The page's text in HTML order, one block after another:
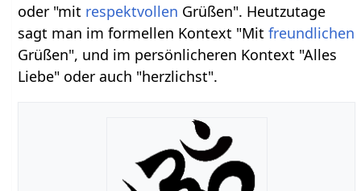
oder "mit respektvollen Grüßen". Heutzutage
sagt man im formellen Kontext "Mitfreundlichen
Grüßen", und im persönlicheren Kontext "Alles
Liebe" oder auch "herzlichst".